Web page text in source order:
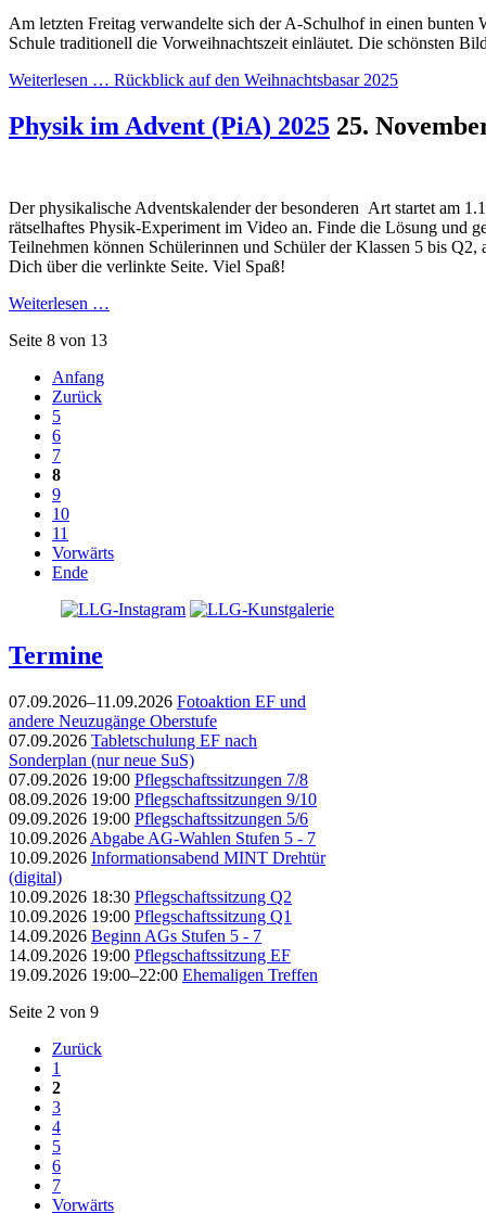
Am letzten Freitag verwandelte sich der A-Schulhof in einen bunten
Schule traditionell die Vorweihnachtszeit einläutet. Die schönsten
Weiterlesen … Rückblick auf den Weihnachtsbasar 2025
Physik im Advent (PiA) 2025 25.
Der physikalische Adventskalender der besonderen Art startet am
rätselhaftes Physik-Experiment im Video an. Finde die Lösung und
Teilnehmen können Schülerinnen und Schüler der Klassen 5 bis Q2,
Dich über die verlinkte Seite. Viel Spaß!
Weiterlesen …
Seite 8 von 13
Anfang
Zurück
5
6
7
8
9
10
11
Vorwärts
Ende
Termine
07.09.2026–11.09.2026 Fotoaktion EF und
andere Neuzugänge Oberstufe
07.09.2026 Tabletschulung EF nach
Sonderplan (nur neue SuS)
07.09.2026 19:00 Pflegschaftssitzungen 7/8
08.09.2026 19:00 Pflegschaftssitzungen 9/10
09.09.2026 19:00 Pflegschaftssitzungen 5/6
10.09.2026 Abgabe AG-Wahlen Stufen 5 - 7
10.09.2026 Informationsabend MINT Drehtür
(digital)
10.09.2026 18:30 Pflegschaftssitzung Q2
10.09.2026 19:00 Pflegschaftssitzung Q1
14.09.2026 Beginn AGs Stufen 5 - 7
14.09.2026 19:00 Pflegschaftssitzung EF
19.09.2026 19:00–22:00 Ehemaligen Treffen
Seite 2 von 9
Zurück
1
2
3
4
5
6
7
Vorwärts